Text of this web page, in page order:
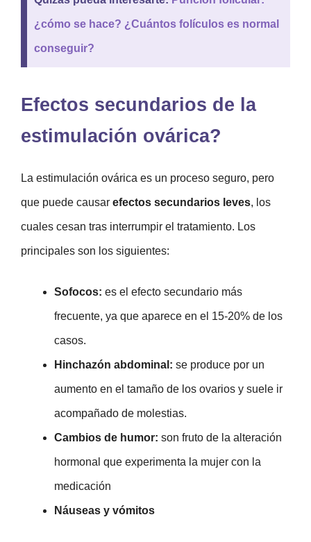
¿cómo se hace? ¿Cuántos folículos es normal
conseguir?
Efectos secundarios de la
estimulación ovárica?
La estimulación ovárica es un proceso seguro, pero
que puede causar efectos secundarios leves, los
cuales cesan tras interrumpir el tratamiento. Los
principales son los siguientes:
Sofocos: es el efecto secundario más
frecuente, ya que aparece en el 15-20% de los
casos.
Hinchazón abdominal: se produce por un
aumento en el tamaño de los ovarios y suele ir
acompañado de molestias.
Cambios de humor: son fruto de la alteración
hormonal que experimenta la mujer con la
medicación
Náuseas y vómitos